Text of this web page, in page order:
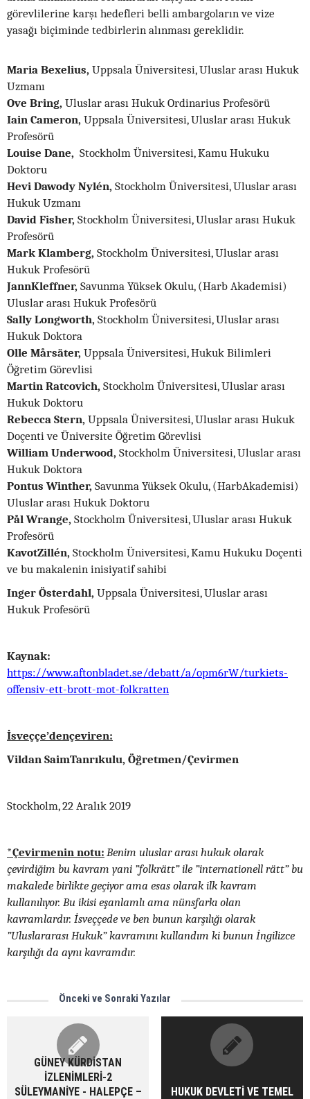
görevlilerine karşı hedefleri belli ambargoların ve vize
yasağı biçiminde tedbirlerin alınması gereklidir.
Maria Bexelius, Uppsala Üniversitesi, Uluslar arası Hukuk
Uzmanı
Ove Bring, Uluslar arası Hukuk Ordinarius Profesörü
Iain Cameron, Uppsala Üniversitesi, Uluslar arası Hukuk
Profesörü
Louise Dane, Stockholm Üniversitesi, Kamu Hukuku
Doktoru
Hevi Dawody Nylén, Stockholm Üniversitesi, Uluslar arası
Hukuk Uzmanı
David Fisher, Stockholm Üniversitesi, Uluslar arası Hukuk
Profesörü
Mark Klamberg, Stockholm Üniversitesi, Uluslar arası
Hukuk Profesörü
JannKleffner, Savunma Yüksek Okulu, (Harb Akademisi)
Uluslar arası Hukuk Profesörü
Sally Longworth, Stockholm Üniversitesi, Uluslar arası
Hukuk Doktora
Olle Mårsäter, Uppsala Üniversitesi, Hukuk Bilimleri
Öğretim Görevlisi
Martin Ratcovich, Stockholm Üniversitesi, Uluslar arası
Hukuk Doktoru
Rebecca Stern, Uppsala Üniversitesi, Uluslar arası Hukuk
Doçenti ve Üniversite Öğretim Görevlisi
William Underwood, Stockholm Üniversitesi, Uluslar arası
Hukuk Doktora
Pontus Winther, Savunma Yüksek Okulu, (HarbAkademisi)
Uluslar arası Hukuk Doktoru
Pål Wrange, Stockholm Üniversitesi, Uluslar arası Hukuk
Profesörü
KavotZillén, Stockholm Üniversitesi, Kamu Hukuku Doçenti
ve bu makalenin inisiyatif sahibi
Inger Österdahl, Uppsala Üniversitesi, Uluslar arası
Hukuk Profesörü
Kaynak:
https://www.aftonbladet.se/debatt/a/opm6rW/turkiets-
offensiv-ett-brott-mot-folkratten
İsveççe’dençeviren:
Vildan SaimTanrıkulu, Öğretmen/Çevirmen
Stockholm, 22 Aralık 2019
*Çevirmenin notu: Benim uluslar arası hukuk olarak
çevirdiğim bu kavram yani ”folkrätt” ile ”internationell rätt” bu
makalede birlikte geçiyor ama esas olarak ilk kavram
kullanılıyor. Bu ikisi eşanlamlı ama nünsfarkı olan
kavramlardır. İsveççede ve ben bunun karşılığı olarak
”Uluslararası Hukuk” kavramını kullandım ki bunun İngilizce
karşılığı da aynı kavramdır.
Önceki ve Sonraki Yazılar
GÜNEY KÜRDİSTAN
İZLENİMLERİ-2
SÜLEYMANİYE - HALEPÇE –
HUKUK DEVLETİ VE TEMEL